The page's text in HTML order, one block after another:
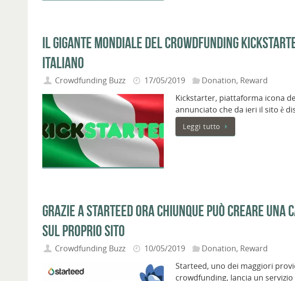
Il gigante mondiale del crowdfunding
italiano
Crowdfunding Buzz 17/05/2019 Donation, Reward
Kickstarter, piattaforma icona
annunciato che da ieri il sito è
Leggi tutto
Grazie a Starteed ora chiunque può creare una
sul proprio sito
Crowdfunding Buzz 10/05/2019 Donation, Reward
Starteed, uno dei maggiori
crowdfunding, lancia un